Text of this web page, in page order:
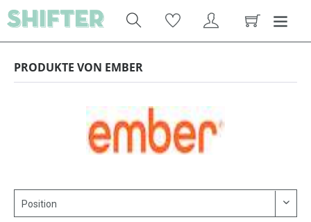
PRODUKTE VON EMBER